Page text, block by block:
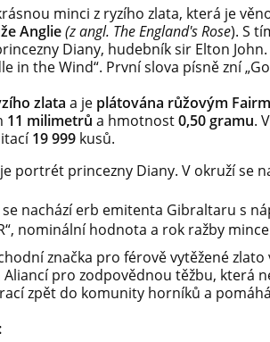
minci z ryzího zlata, která je
Anglie(z angl. The England's Rose). S
Diany, hudebník sir Elton
in the Wind“. První slova písně zní
zlata a je plátována růžovým
11 milimetrů a hmotnost0,50 gramu.
19 999 kusů.
portrét princezny Diany. V okruží se
nachází erb emitenta Gibraltaru s
nominální hodnota a rok ražby
značka pro férově vytěžené
pro zodpovědnou těžbu, která
zpět do komunity horníků a